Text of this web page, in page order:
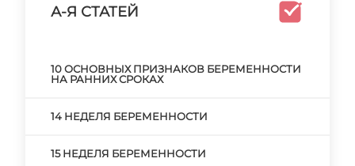
А-Я СТАТЕЙ
10 ОСНОВНЫХ ПРИЗНАКОВ БЕРЕМЕННОСТИ
НА РАННИХ СРОКАХ
14 НЕДЕЛЯ БЕРЕМЕННОСТИ
15 НЕДЕЛЯ БЕРЕМЕННОСТИ